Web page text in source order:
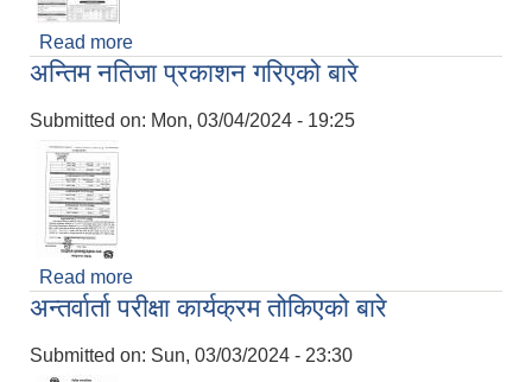
Read more
अन्तिम नतिजा प्रकाशन गरिएको बारे
Submitted on: Mon, 03/04/2024 - 19:25
Read more
अन्तर्वार्ता परीक्षा कार्यक्रम तोकिएको बारे
Submitted on: Sun, 03/03/2024 - 23:30